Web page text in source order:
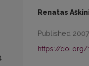
Renatas
Published
https://doi.org/